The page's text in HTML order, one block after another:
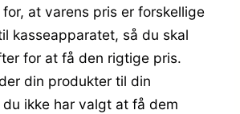
at varens pris er forskellige
kasseapparatet, så du skal
for at få den rigtige pris.
din produkter til din
ikke har valgt at få dem